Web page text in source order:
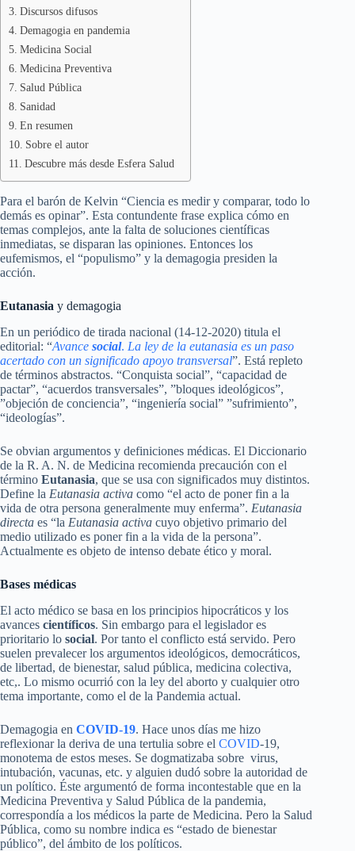
Discursos difusos
Demagogia en pandemia
Medicina Social
Medicina Preventiva
Salud Pública
Sanidad
En resumen
Sobre el autor
Descubre más desde Esfera Salud
Para el barón de Kelvin “Ciencia es medir y comparar, todo lo
demás es opinar”. Esta contundente frase explica cómo en
temas complejos, ante la falta de soluciones científicas
inmediatas, se disparan las opiniones. Entonces los
eufemismos, el “populismo” y la demagogia presiden la
acción.
Eutanasia y demagogia
En un periódico de tirada nacional (14-12-2020) titula el
editorial: “Avance social. La ley de la eutanasia es un paso
acertado con un significado apoyo transversal”. Está repleto
de términos abstractos. “Conquista social”, “capacidad de
pactar”, “acuerdos transversales”, ”bloques ideológicos”,
”objeción de conciencia”, “ingeniería social” ”sufrimiento”,
“ideologías”.
Se obvian argumentos y definiciones médicas. El Diccionario
de la R. A. N. de Medicina recomienda precaución con el
término Eutanasia, que se usa con significados muy distintos.
Define la Eutanasia activa como “el acto de poner fin a la
vida de otra persona generalmente muy enferma”. Eutanasia
directa es “la Eutanasia activa cuyo objetivo primario del
medio utilizado es poner fin a la vida de la persona”.
Actualmente es objeto de intenso debate ético y moral.
Bases médicas
El acto médico se basa en los principios hipocráticos y los
avances científicos. Sin embargo para el legislador es
prioritario lo social. Por tanto el conflicto está servido. Pero
suelen prevalecer los argumentos ideológicos, democráticos,
de libertad, de bienestar, salud pública, medicina colectiva,
etc,. Lo mismo ocurrió con la ley del aborto y cualquier otro
tema importante, como el de la Pandemia actual.
Demagogia en COVID-19. Hace unos días me hizo
reflexionar la deriva de una tertulia sobre el COVID-19,
monotema de estos meses. Se dogmatizaba sobre virus,
intubación, vacunas, etc. y alguien dudó sobre la autoridad de
un político. Éste argumentó de forma incontestable que en la
Medicina Preventiva y Salud Pública de la pandemia,
correspondía a los médicos la parte de Medicina. Pero la Salud
Pública, como su nombre indica es “estado de bienestar
público”, del ámbito de los políticos.